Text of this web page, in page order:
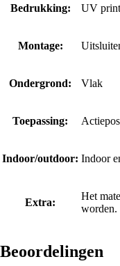
Bedrukking: UV print
Montage:
Ondergrond: Vlak
Toepassing:
Indoor/outdoor: Indoor
Extra:
Het
worden.
Beoordelingen